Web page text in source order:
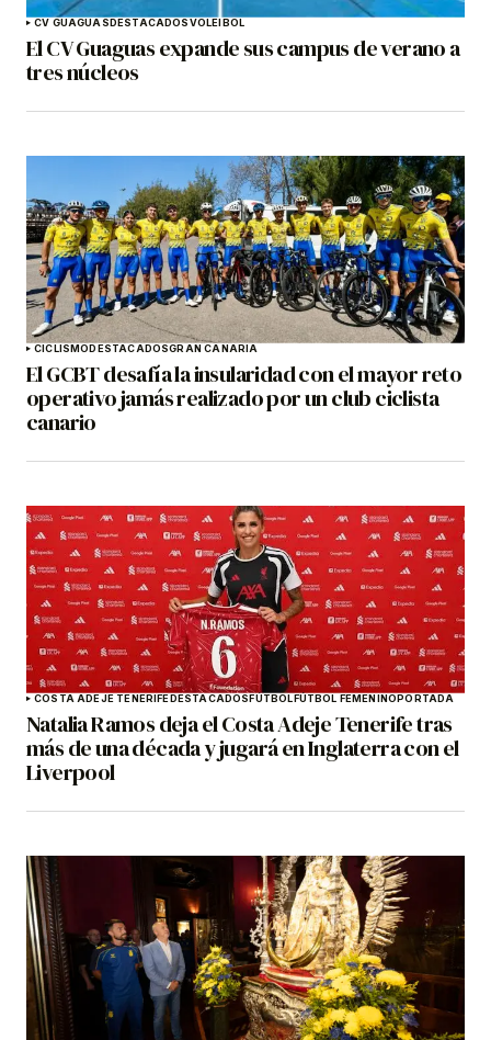
CV GUAGUASDESTACADOSVOLEIBOL
El CV Guaguas expande sus campus de verano a
tres núcleos
CICLISMODESTACADOSGRAN CANARIA
El GCBT desafía la insularidad con el mayor reto
operativo jamás realizado por un club ciclista
canario
COSTA ADEJE TENERIFEDESTACADOSFÚTBOLFÚTBOL FEMENINOPORTADA
Natalia Ramos deja el Costa Adeje Tenerife tras
más de una década y jugará en Inglaterra con el
Liverpool